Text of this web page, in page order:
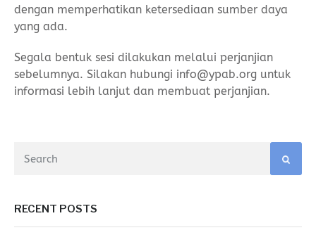
dengan memperhatikan ketersediaan sumber daya
yang ada.
Segala bentuk sesi dilakukan melalui perjanjian
sebelumnya. Silakan hubungi info@ypab.org untuk
informasi lebih lanjut dan membuat perjanjian.
RECENT POSTS